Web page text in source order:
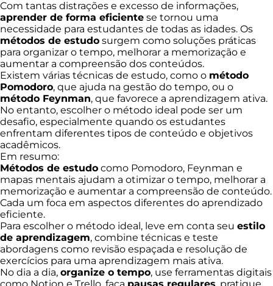
Com tantas distrações e excesso de informações,
aprender de forma eficiente se tornou uma
necessidade para estudantes de todas as idades. Os
métodos de estudo surgem como soluções práticas
para organizar o tempo, melhorar a memorização e
aumentar a compreensão dos conteúdos.
Existem várias técnicas de estudo, como o método
Pomodoro, que ajuda na gestão do tempo, ou o
método Feynman, que favorece a aprendizagem ativa.
No entanto, escolher o método ideal pode ser um
desafio, especialmente quando os estudantes
enfrentam diferentes tipos de conteúdo e objetivos
acadêmicos.
Em resumo:
Métodos de estudo como Pomodoro, Feynman e
mapas mentais ajudam a otimizar o tempo, melhorar a
memorização e aumentar a compreensão de conteúdo.
Cada um foca em aspectos diferentes do aprendizado
eficiente.
Para escolher o método ideal, leve em conta seu estilo
de aprendizagem, combine técnicas e teste
abordagens como revisão espaçada e resolução de
exercícios para uma aprendizagem mais ativa.
No dia a dia, organize o tempo, use ferramentas digitais